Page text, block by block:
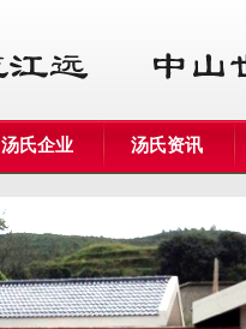
汤氏企业 汤氏资讯